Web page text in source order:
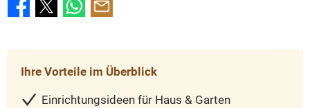
Ihre Vorteile im Überblick
Einrichtungsideen für Haus & Garten